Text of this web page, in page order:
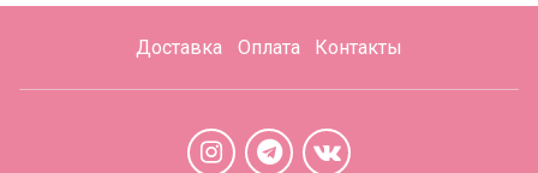
Доставка Оплата Контакты